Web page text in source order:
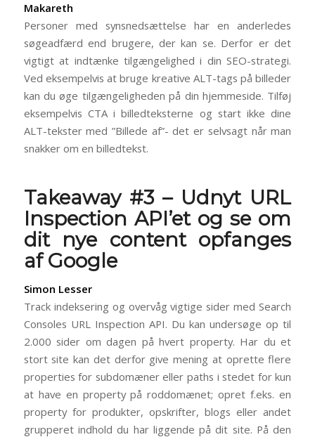
Makareth
Personer med synsnedsættelse har en anderledes
søgeadfærd end brugere, der kan se. Derfor er det
vigtigt at indtænke tilgængelighed i din SEO-strategi.
Ved eksempelvis at bruge kreative ALT-tags på billeder
kan du øge tilgængeligheden på din hjemmeside. Tilføj
eksempelvis CTA i billedteksterne og start ikke dine
ALT-tekster med ”Billede af”- det er selvsagt når man
snakker om en billedtekst.
Takeaway #3 – Udnyt URL
Inspection API’et og se om
dit nye content opfanges
af Google
Simon Lesser
Track indeksering og overvåg vigtige sider med Search
Consoles URL Inspection API. Du kan undersøge op til
2.000 sider om dagen på hvert property. Har du et
stort site kan det derfor give mening at oprette flere
properties for subdomæner eller paths i stedet for kun
at have en property på roddomænet; opret f.eks. en
property for produkter, opskrifter, blogs eller andet
grupperet indhold du har liggende på dit site. På den